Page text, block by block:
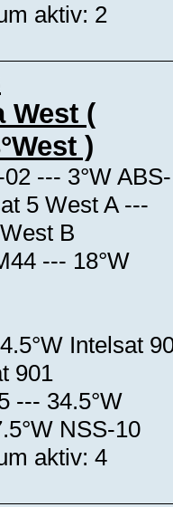
aktiv: 2
West (
)
--- 3°W ABS-
5 West A ---
B
--- 18°W
Intelsat
901
--- 34.5°W
NSS-10
aktiv: 4